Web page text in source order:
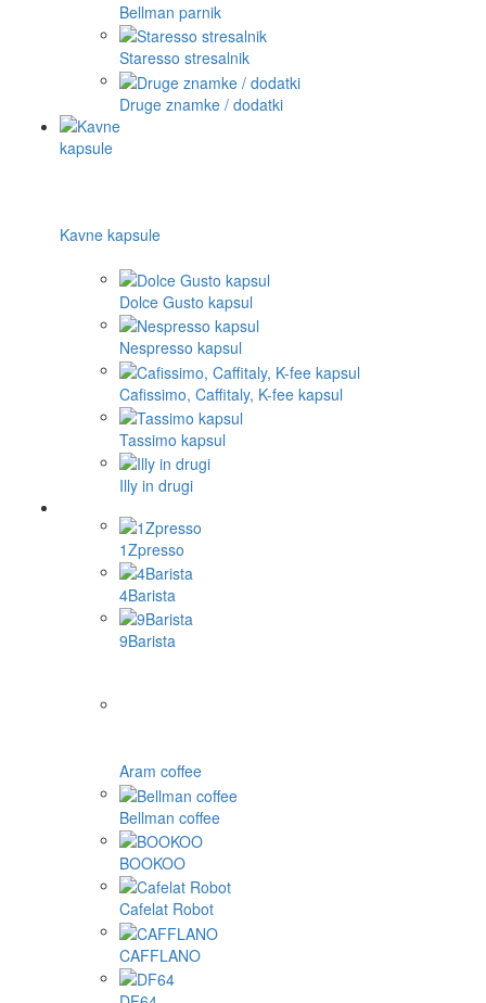
Bellman parnik
Staresso stresalnik
Druge znamke / dodatki
Kavne kapsule
Dolce Gusto kapsul
Nespresso kapsul
Cafissimo, Caffitaly, K-fee kapsul
Tassimo kapsul